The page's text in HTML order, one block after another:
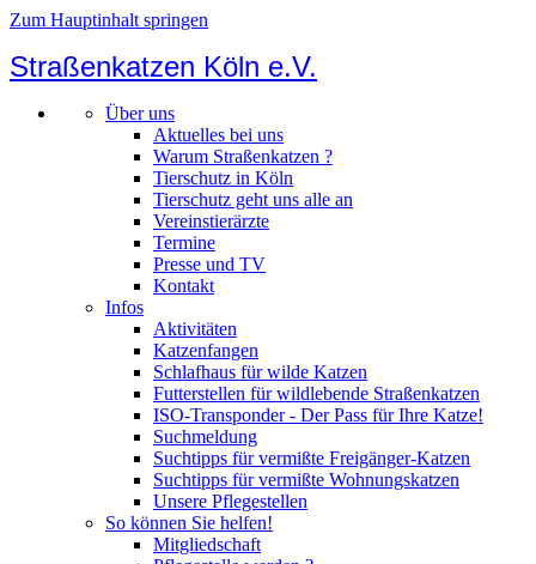
Zum Hauptinhalt springen
Straßenkatzen Köln e.V.
Über uns
Aktuelles bei uns
Warum Straßenkatzen ?
Tierschutz in Köln
Tierschutz geht uns alle an
Vereinstierärzte
Termine
Presse und TV
Kontakt
Infos
Aktivitäten
Katzenfangen
Schlafhaus für wilde Katzen
Futterstellen für wildlebende Straßenkatzen
ISO-Transponder - Der Pass für Ihre Katze!
Suchmeldung
Suchtipps für vermißte Freigänger-Katzen
Suchtipps für vermißte Wohnungskatzen
Unsere Pflegestellen
So können Sie helfen!
Mitgliedschaft